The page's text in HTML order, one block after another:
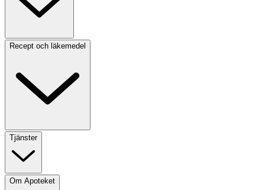
Recept och läkemedel
Tjänster
Om Apoteket